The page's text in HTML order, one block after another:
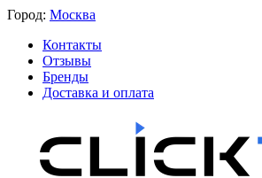
Город: Москва
Контакты
Отзывы
Бренды
Доставка и оплата